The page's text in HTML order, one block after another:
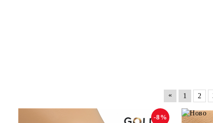
« 1 2
-8%